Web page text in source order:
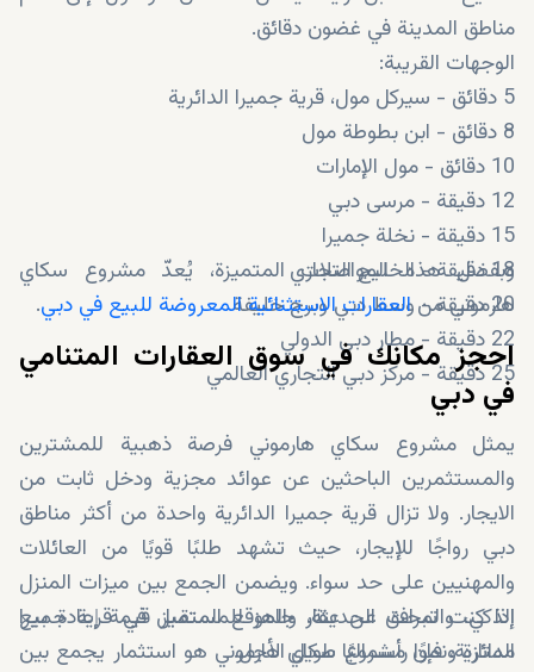
مناطق المدينة في غضون دقائق.
الوجهات القريبة:
5 دقائق - سيركل مول، قرية جميرا الدائرية
8 دقائق - ابن بطوطة مول
10 دقائق - مول الإمارات
12 دقيقة - مرسى دبي
15 دقيقة - نخلة جميرا
18 دقيقة - الخليج التجاري
20 دقيقة - وسط دبي وبرج خليفة
22 دقيقة - مطار دبي الدولي
25 دقيقة - مركز دبي التجاري العالمي
وبفضل هذه المواصلات المتميزة، يُعدّ مشروع سكاي
هارموني منالعقارات الاستثنائية المعروضة للبيع في دبي.
احجز مكانك في سوق العقارات المتنامي
في دبي
يمثل مشروع سكاي هارموني فرصة ذهبية للمشترين
والمستثمرين الباحثين عن عوائد مجزية ودخل ثابت من
الايجار. ولا تزال قرية جميرا الدائرية واحدة من أكثر مناطق
دبي رواجًا للإيجار، حيث تشهد طلبًا قويًا من العائلات
والمهنيين على حد سواء. ويضمن الجمع بين ميزات المنزل
الذكي، والمرافق الحديثة، والموقع المتميز قيمة إعادة بيع
ممتازة ونموًا رأسماليًا طويل الأجل.
إذا كنت تبحث عن عقار جاهز للمستقبل في قرية جميرا
الدائرية، فإن مشروع سكاي هارموني هو استثمار يجمع بين